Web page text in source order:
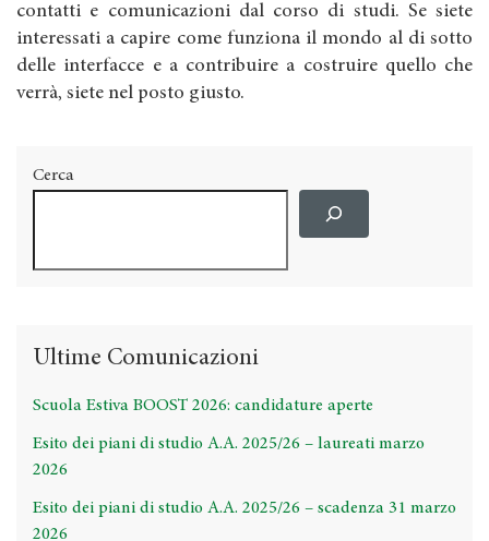
contatti e comunicazioni dal corso di studi. Se siete
interessati a capire come funziona il mondo al di sotto
delle interfacce e a contribuire a costruire quello che
verrà, siete nel posto giusto.
Cerca
Ultime Comunicazioni
Scuola Estiva BOOST 2026: candidature aperte
Esito dei piani di studio A.A. 2025/26 – laureati marzo
2026
Esito dei piani di studio A.A. 2025/26 – scadenza 31 marzo
2026